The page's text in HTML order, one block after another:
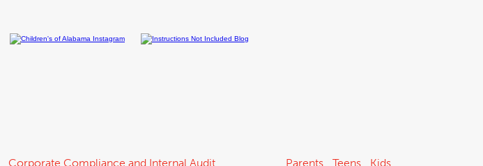
Corporate Compliance and Internal Audit Parents Teens Kids